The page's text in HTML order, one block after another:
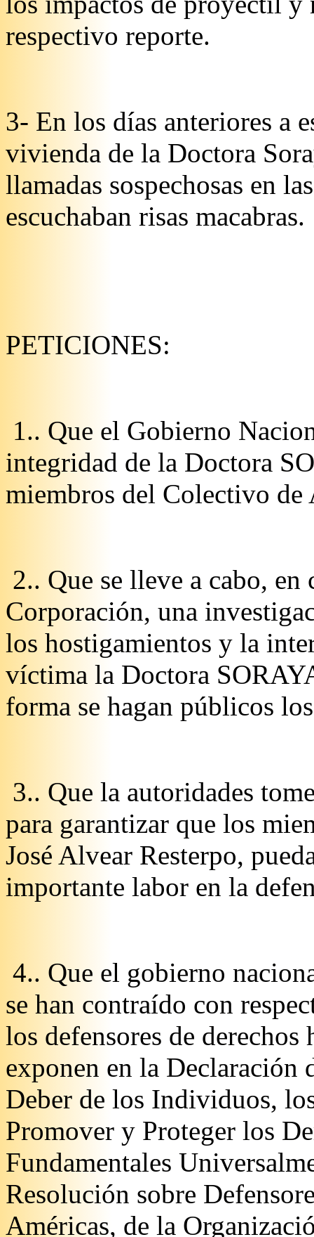
respectivo reporte.
3- En los días anteriores a
vivienda de la Doctora
llamadas sospechosas en
escuchaban risas macabras.
PETICIONES:
1.. Que el Gobierno
integridad de la Doctora
miembros del Colectivo de
2.. Que se lleve a cabo,
Corporación, una
los hostigamientos y la
víctima la Doctora
forma se hagan públicos
3.. Que la autoridades
para garantizar que los
José Alvear Resterpo,
importante labor en la
4.. Que el gobierno
se han contraído con
los defensores de
exponen en la Declaración
Deber de los Individuos,
Promover y Proteger los
Fundamentales
Resolución sobre
Américas, de la